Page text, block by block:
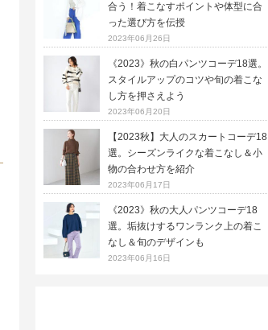
合う！着こなすポイントや体型に合
った選び方を伝授
2023年06月26日
《2023》秋の白パンツコーデ18選。
スタイルアップのコツや旬の着こな
し方を押さえよう
2023年06月20日
【2023秋】大人のスカートコーデ18
選。シーズンライクな着こなし＆小
物の合わせ方を紹介
2023年06月17日
《2023》秋の大人パンツコーデ18
選。垢抜けするワンランク上の着こ
なし＆旬のデザインも
2023年06月16日